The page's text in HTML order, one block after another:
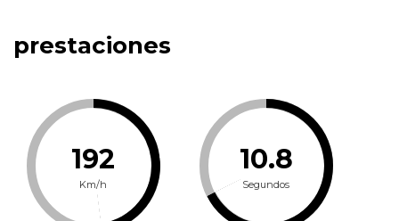
prestaciones
192
Km/h
10.8
Segundos